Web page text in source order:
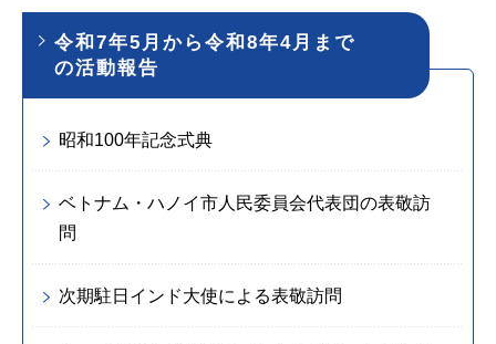
令和7年5月から令和8年4月まで
の活動報告
昭和100年記念式典
ベトナム・ハノイ市人民委員会代表団の表敬訪
問
次期駐日インド大使による表敬訪問